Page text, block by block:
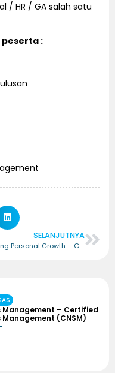
/ HR / GA salah satu
:
SELANJUTNYA
Building Personal Growth – Certified Building Personal Growth (CBPG)
Management – Certified
Management (CNSM)